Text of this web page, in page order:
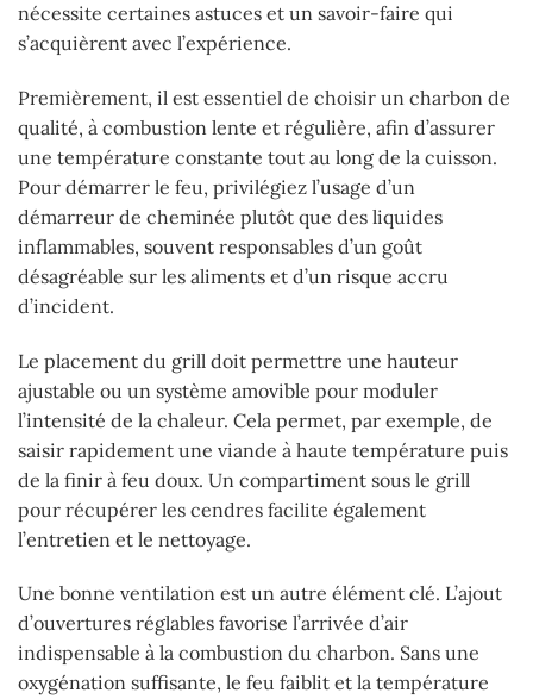
nécessite certaines astuces et un savoir-faire qui
s’acquièrent avec l’expérience.
Premièrement, il est essentiel de choisir un charbon de
qualité, à combustion lente et régulière, afin d’assurer
une température constante tout au long de la cuisson.
Pour démarrer le feu, privilégiez l’usage d’un
démarreur de cheminée plutôt que des liquides
inflammables, souvent responsables d’un goût
désagréable sur les aliments et d’un risque accru
d’incident.
Le placement du grill doit permettre une hauteur
ajustable ou un système amovible pour moduler
l’intensité de la chaleur. Cela permet, par exemple, de
saisir rapidement une viande à haute température puis
de la finir à feu doux. Un compartiment sous le grill
pour récupérer les cendres facilite également
l’entretien et le nettoyage.
Une bonne ventilation est un autre élément clé. L’ajout
d’ouvertures réglables favorise l’arrivée d’air
indispensable à la combustion du charbon. Sans une
oxygénation suffisante, le feu faiblit et la température